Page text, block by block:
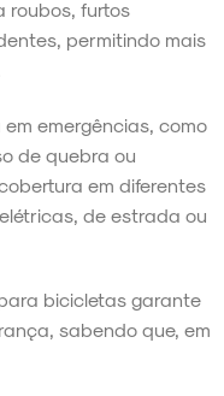
roubos, furtos
permitindo mais
emergências, como
de quebra ou
em diferentes
de estrada ou
bicicletas garante
sabendo que, em